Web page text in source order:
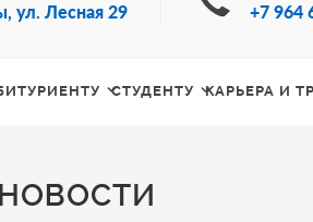
ул. Лесная 29 +7 964
СТУДЕНТУ КАРЬЕРА И
НОВОСТИ